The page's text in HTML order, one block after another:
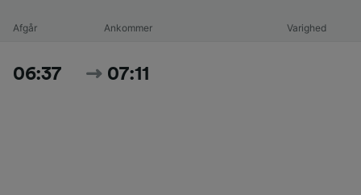
Afgår Ankommer Varighed
06:37 07:11